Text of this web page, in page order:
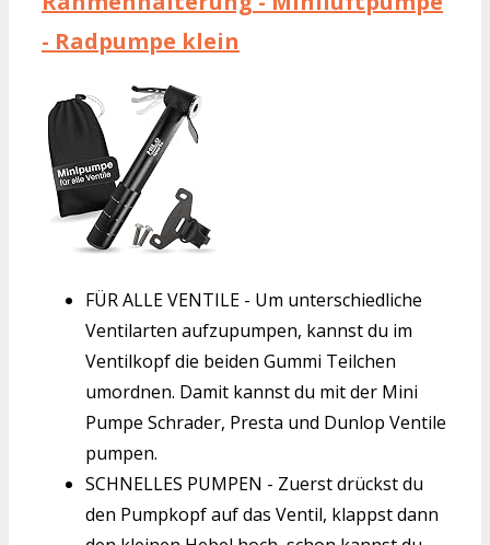
- Radpumpe klein
FÜR ALLE VENTILE - Um unterschiedliche
Ventilarten aufzupumpen, kannst du im
Ventilkopf die beiden Gummi Teilchen
umordnen. Damit kannst du mit der Mini
Pumpe Schrader, Presta und Dunlop Ventile
pumpen.
SCHNELLES PUMPEN - Zuerst drückst du
den Pumpkopf auf das Ventil, klappst dann